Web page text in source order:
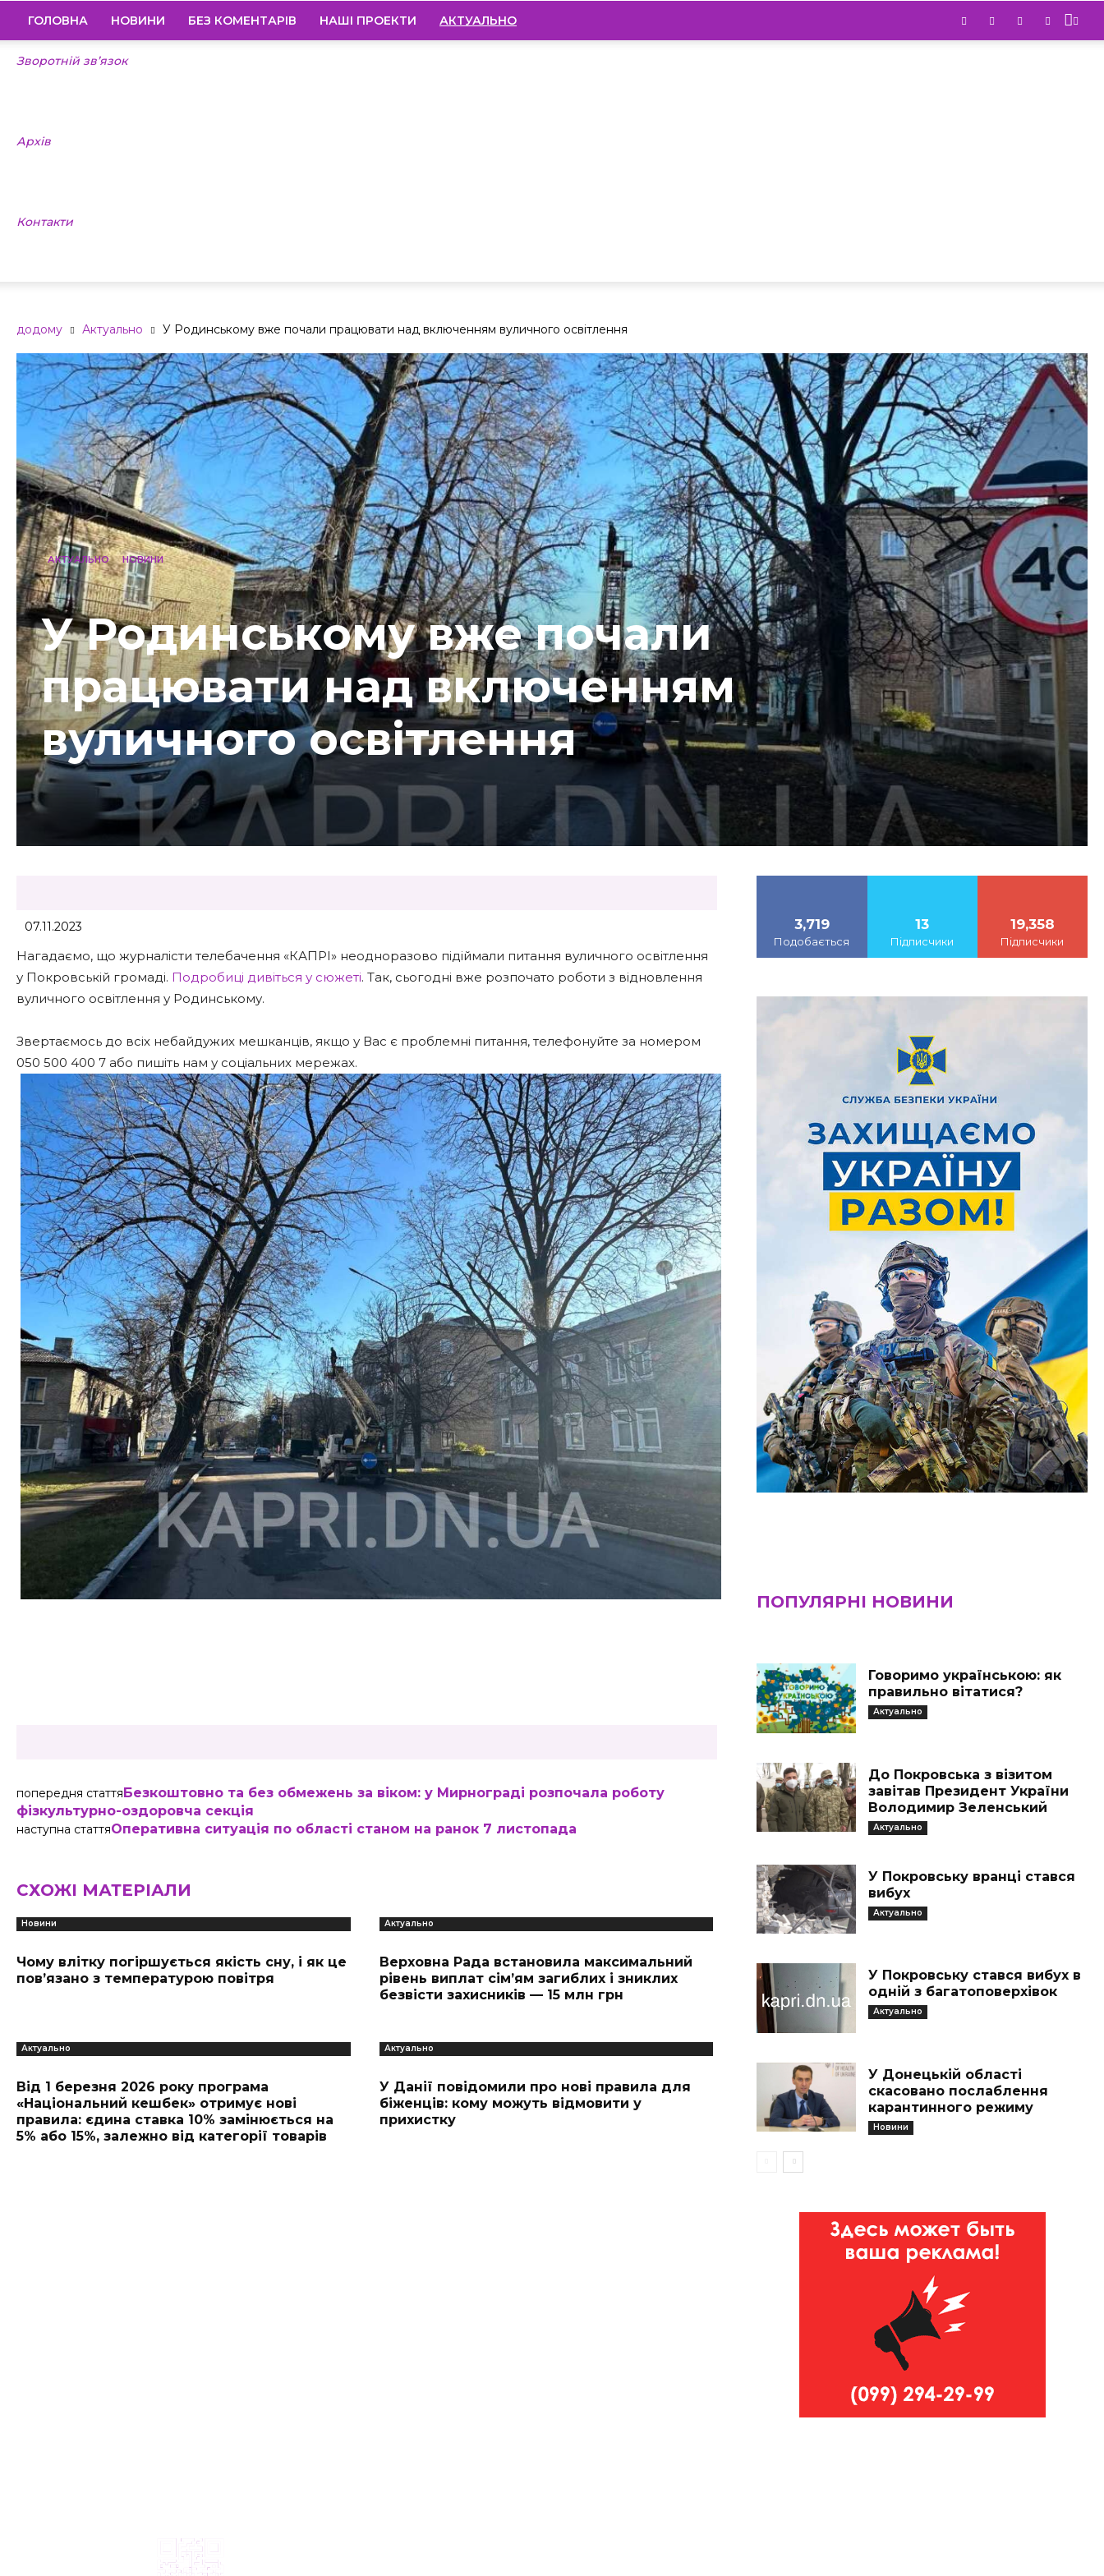
ГОЛОВНА НОВИНИ БЕЗ КОМЕНТАРІВ НАШІ ПРОЕКТИ АКТУАЛЬНО
Зворотній зв’язок
Архів
Контакти
додому Актуально У Родинському вже почали працювати над включенням вуличного освітлення
АКТУАЛЬНО НОВИНИ
У Родинському вже почали
працювати над включенням
вуличного освітлення
07.11.2023
Нагадаємо, що журналісти телебачення «КАПРІ» неодноразово підіймали питання вуличного освітлення
у Покровській громаді. Подробиці дивіться у сюжеті. Так, сьогодні вже розпочато роботи з відновлення
вуличного освітлення у Родинському.
Звертаємось до всіх небайдужих мешканців, якщо у Вас є проблемні питання, телефонуйте за номером
050 500 400 7 або пишіть нам у соціальних мережах.
попередня статтяБезкоштовно та без обмежень за віком: у Мирнограді розпочала роботу
фізкультурно-оздоровча секція
наступна статтяОперативна ситуація по області станом на ранок 7 листопада
СХОЖІ МАТЕРІАЛИ
Новини
Чому влітку погіршується якість сну, і як це
пов’язано з температурою повітря
Актуально
Верховна Рада встановила максимальний
рівень виплат сім’ям загиблих і зниклих
безвісти захисників — 15 млн грн
Актуально
Від 1 березня 2026 року програма
«Національний кешбек» отримує нові
правила: єдина ставка 10% замінюється на
5% або 15%, залежно від категорії товарів
Актуально
У Данії повідомили про нові правила для
біженців: кому можуть відмовити у
прихистку
3,719
Подобається
13
Підписчики
19,358
Підписчики
ПОПУЛЯРНІ НОВИНИ
Говоримо українською: як
правильно вітатися?
Актуально
До Покровська з візитом
завітав Президент України
Володимир Зеленський
Актуально
У Покровську вранці стався
вибух
Актуально
У Покровську стався вибух в
одній з багатоповерхівок
Актуально
У Донецькій області
скасовано послаблення
карантинного режиму
Новини